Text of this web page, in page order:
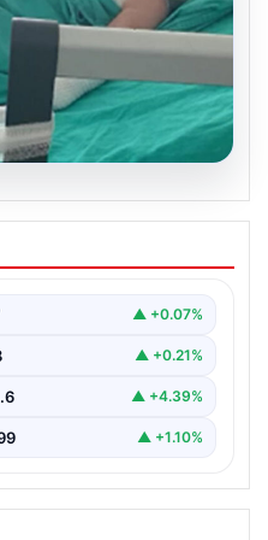
gibi patladı,
yandı
▲ +0.07%
▲ +0.21%
▲ +4.39%
▲ +1.10%